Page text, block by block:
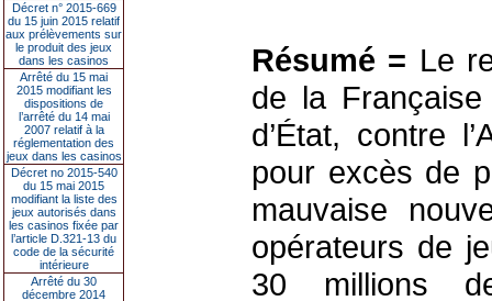
Décret n° 2015-669
du 15 juin 2015 relatif
aux prélèvements sur
le produit des jeux
dans les casinos
Arrêté du 15 mai
2015 modifiant les
dispositions de
l’arrêté du 14 mai
2007 relatif à la
réglementation des
jeux dans les casinos
Décret no 2015-540
du 15 mai 2015
modifiant la liste des
jeux autorisés dans
les casinos fixée par
l’article D.321-13 du
code de la sécurité
intérieure
Arrêté du 30
décembre 2014
Résumé = Le
de la
d’État, contre
pour excès de
mauvaise
opérateurs de
30 millions